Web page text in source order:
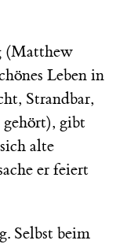
(Matthew
Leben in
Strandbar,
gibt
alte
er feiert
Selbst beim